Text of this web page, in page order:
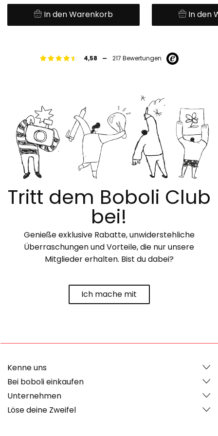
In den Warenkorb In den
4,58 - 217 Bewertungen
Tritt dem Boboli Club
bei!
Genieße exklusive Rabatte, unwiderstehliche
Überraschungen und Vorteile, die nur unsere
Mitglieder erhalten. Bist du dabei?
Ich mache mit
Kenne uns
Bei boboli einkaufen
Unternehmen
Löse deine Zweifel